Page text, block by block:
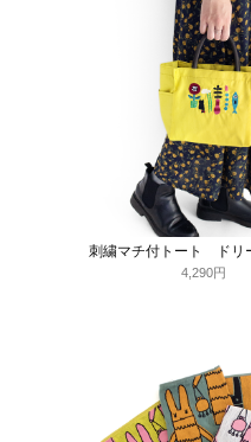
刺繍マチ付トート ドリ
4,290円